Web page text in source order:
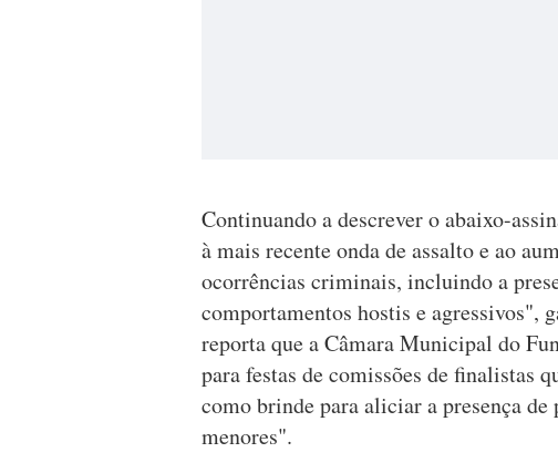
Continuando a descrever o abaixo-
à mais recente onda de assalto e ao
ocorrências criminais, incluindo a
comportamentos hostis e agressivos",
reporta que a Câmara Municipal do
para festas de comissões de finalistas
como brinde para aliciar a presença
menores".